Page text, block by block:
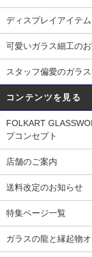
ディスプレイアイテム
可愛いガラス細工の
スタッフ偏愛のガラ
コンテンツを見る
FOLKART
プコンセプト
店舗のご案内
送料改定のお知らせ
特集ページ一覧
ガラスの龍と縁起物